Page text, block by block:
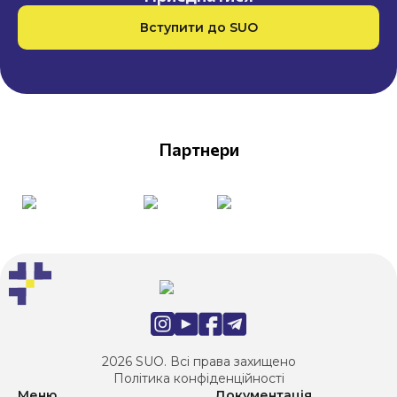
Вступити до SUO
Партнери
2026 SUO. Всі права захищено
Політика конфіденційності